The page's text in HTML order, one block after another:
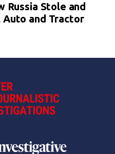
Russia Stole and
and Tractor